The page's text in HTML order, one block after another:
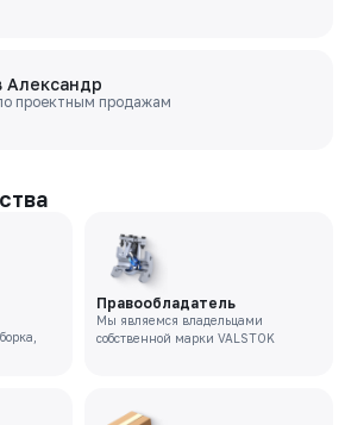
Александр
проектным продажам
Правообладатель
Мы являемся владельцами
собственной марки VALSTOK